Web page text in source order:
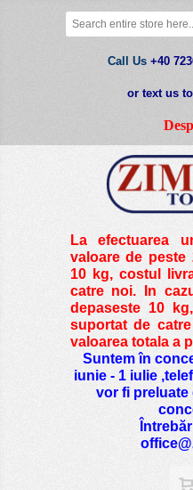
Call Us +40
or text us
La efectuarea
valoare de peste
10 kg, costul
catre noi. In
depaseste 10
suportat de
valoarea totala a
Suntem în
iunie - 1 iulie
vor fi preluate